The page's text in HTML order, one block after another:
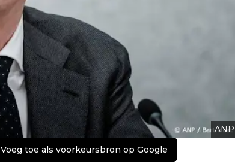
ANP
Voeg toe als voorkeursbron op Google